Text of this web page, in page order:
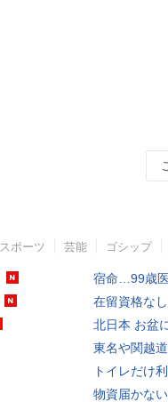
スポーツ 芸能 ゴシップ
宿命…99歳医
在留資格な
北日本 お盆
東名や関越
トイレだけ
物資届かな